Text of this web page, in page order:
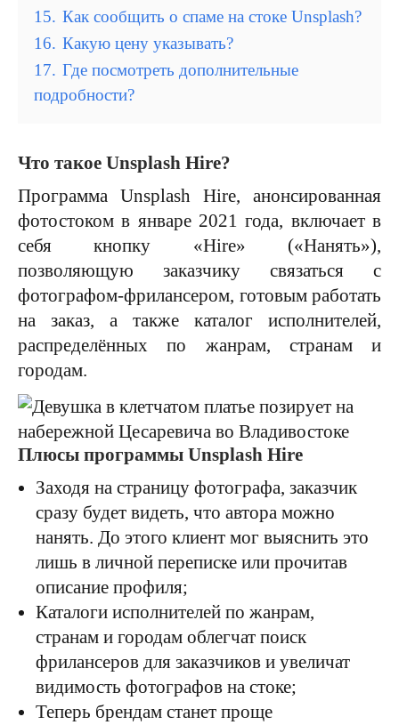
15. Как сообщить о спаме на стоке Unsplash?
16. Какую цену указывать?
17. Где посмотреть дополнительные
подробности?
Что такое Unsplash Hire?
Программа Unsplash Hire, анонсированная
фотостоком в январе 2021 года, включает в
себя кнопку «Hire» («Нанять»),
позволяющую заказчику связаться с
фотографом-фрилансером, готовым работать
на заказ, а также каталог исполнителей,
распределённых по жанрам, странам и
городам.
Плюсы программы Unsplash Hire
Заходя на страницу фотографа, заказчик
сразу будет видеть, что автора можно
нанять. До этого клиент мог выяснить это
лишь в личной переписке или прочитав
описание профиля;
Каталоги исполнителей по жанрам,
странам и городам облегчат поиск
фрилансеров для заказчиков и увеличат
видимость фотографов на стоке;
Теперь брендам станет проще